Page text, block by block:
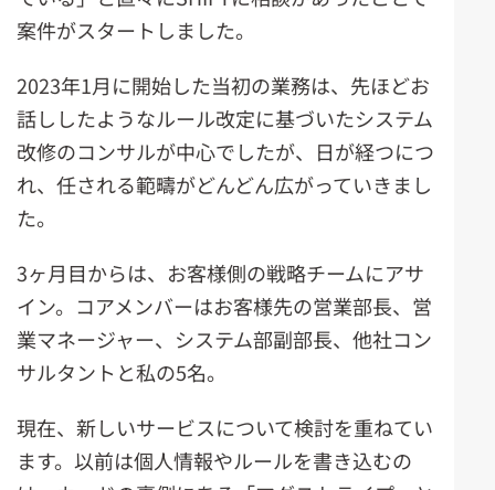
案件がスタートしました。
2023年1月に開始した当初の業務は、先ほどお
話ししたようなルール改定に基づいたシステム
改修のコンサルが中心でしたが、日が経つにつ
れ、任される範疇がどんどん広がっていきまし
た。
3ヶ月目からは、お客様側の戦略チームにアサ
イン。コアメンバーはお客様先の営業部長、営
業マネージャー、システム部副部長、他社コン
サルタントと私の5名。
現在、新しいサービスについて検討を重ねてい
ます。以前は個人情報やルールを書き込むの